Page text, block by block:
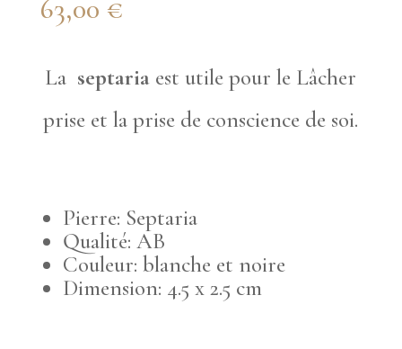
63,00 €
La septaria est utile pour le Lâcher
prise et la prise de conscience de soi.
Pierre: Septaria
Qualité: AB
Couleur: blanche et noire
Dimension: 4.5 x 2.5 cm